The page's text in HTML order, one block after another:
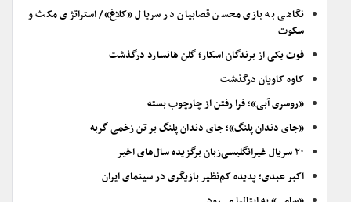
نگاهی به بازی محسن قصابیان در سریال «کلاغ»/ استراتژی مکث و
سکوت
فوت یکی از برندگان اسکار؛ گلن هانسارد درگذشت
کاوه کاویان درگذشت
«روسری آبی»؛ فرا رفتن از چارچوب بسته
«جای دندان پلنگ»؛ جای دندان پلنگ بر تن زخمی گربه
۲۰ سریال غیرانگلیسی‌زبان برگزیده سال‌های اخیر
اکبر عبدی؛ پدیده کم‌نظیر بازیگری در سینمای ایران